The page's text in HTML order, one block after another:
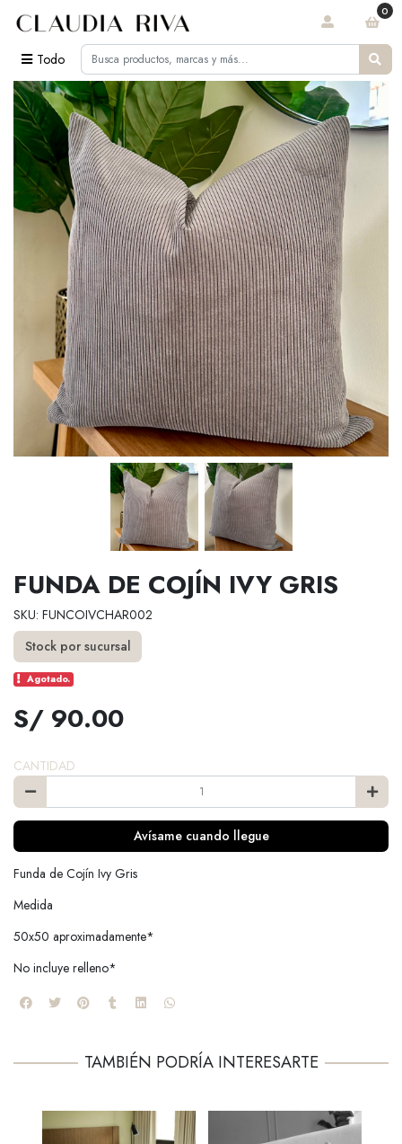
Todo
0
FUNDA DE COJÍN IVY GRIS
SKU: FUNCOIVCHAR002
Stock por sucursal
Agotado.
S/ 90.00
CANTIDAD
Avísame cuando llegue
Funda de Cojín Ivy Gris
Medida
50x50 aproximadamente*
No incluye relleno*
TAMBIÉN PODRÍA INTERESARTE